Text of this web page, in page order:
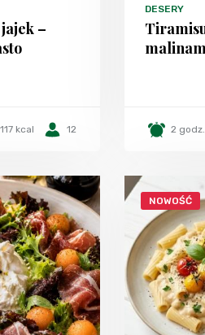
–
kcal 12
DESERY
2 godz.
NOWOŚĆ